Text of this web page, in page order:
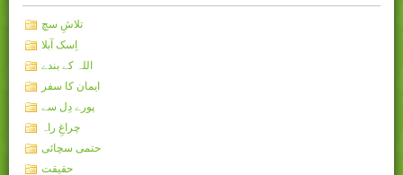
تلاشِ سچ
اِسک آبلا
اللہ کے بندے
ایمان کا سفر
پورے دِل سے
چراغِ راہ
حتمی سچائی
حقیقت